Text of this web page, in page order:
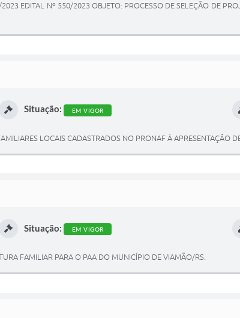
EDITAL Nº 550/2023 OBJETO: PROCESSO DE SELEÇÃO DE
Situação: EM VIGOR
LOCAIS CADASTRADOS NO PRONAF À APRESENTAÇÃO
Situação: EM VIGOR
FAMILIAR PARA O PAA DO MUNICÍPIO DE VIAMÃO/RS.